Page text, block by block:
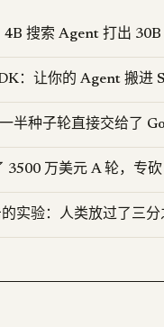
4B 搜索 Agent 打出 30B
：让你的 Agent 搬进
半种子轮直接交给了
3500 万美元 A 轮，专
实验：人类放过了三